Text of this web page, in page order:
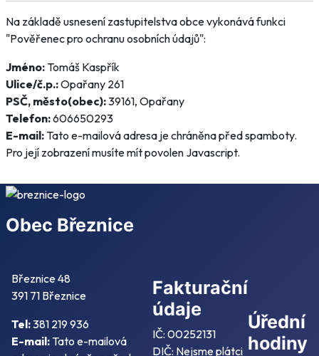
Na základě usnesení zastupitelstva obce vykonává funkci
"Pověřenec pro ochranu osobních údajů":
Jméno: Tomáš Kaspřík
Ulice/č.p.:Opařany 261
PSČ, město(obec):39161, Opařany
Telefon:606650293
E-mail: Tato e-mailová adresa je chráněna před spamboty.
Pro její zobrazení musíte mít povolen Javascript.
Obec Březnice
Březnice 48
391 71 Březnice
Tel:381 219 936
E-mail: Tato e-mailová
Fakturační
údaje
IČ: 00252131
DIČ: Nejsme plátci
Úřední
hodiny